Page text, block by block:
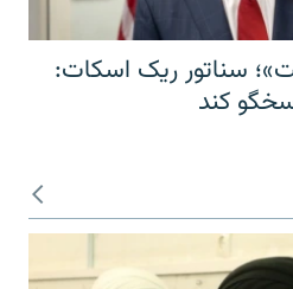
سناتور ریک اسکات:
کند